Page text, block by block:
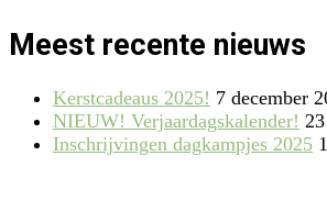
Meest recente nieuws
Kerstcadeaus 2025! 7 december
NIEUW! Verjaardagskalender!
Inschrijvingen dagkampjes 2025